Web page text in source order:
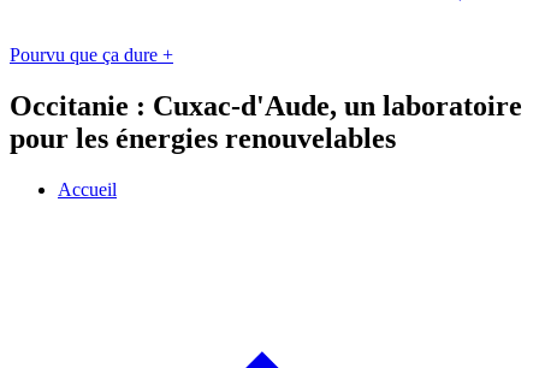
Pourvu que ça dure +
Occitanie : Cuxac-d'Aude, un laboratoire
pour les énergies renouvelables
Accueil